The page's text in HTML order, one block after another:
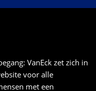
VanEck zet zich in
voor alle
met een